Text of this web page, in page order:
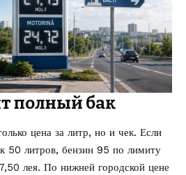
полный бак
цена за литр, но и чек. Если
50 литров, бензин 95 по лимиту
лея. По нижней городской цене